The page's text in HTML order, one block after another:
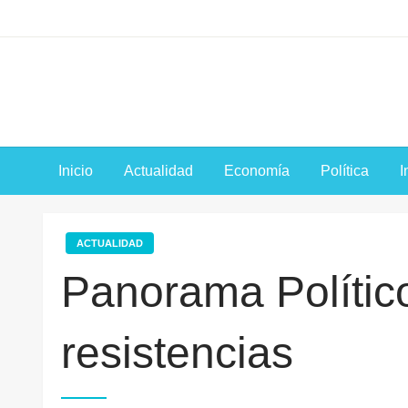
al
Inicio Actualidad Economía Política
ACTUALIDAD
Panorama
resistencias